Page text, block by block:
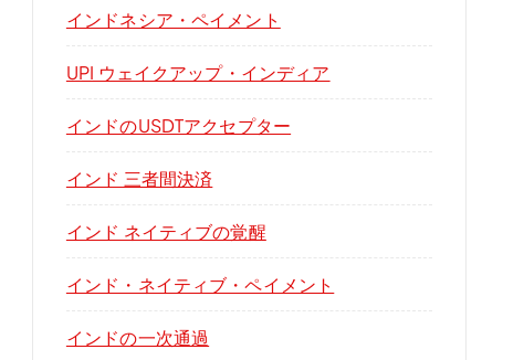
インドネシア・ペイメント
UPI ウェイクアップ・インディア
インドのUSDTアクセプター
インド 三者間決済
インド ネイティブの覚醒
インド・ネイティブ・ペイメント
インドの一次通過